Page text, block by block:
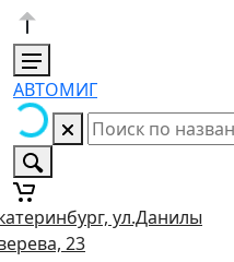
АВТОМИГ
ул.Данилы
23